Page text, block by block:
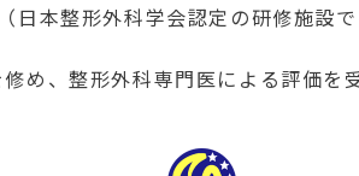
本整形外科学会認定の研修施設で
め、整形外科専門医による評価を